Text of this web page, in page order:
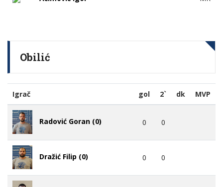
Obilić
Igrač gol 2` dk MVP
Radović Goran (0) 0 0
Dražić Filip (0) 0 0